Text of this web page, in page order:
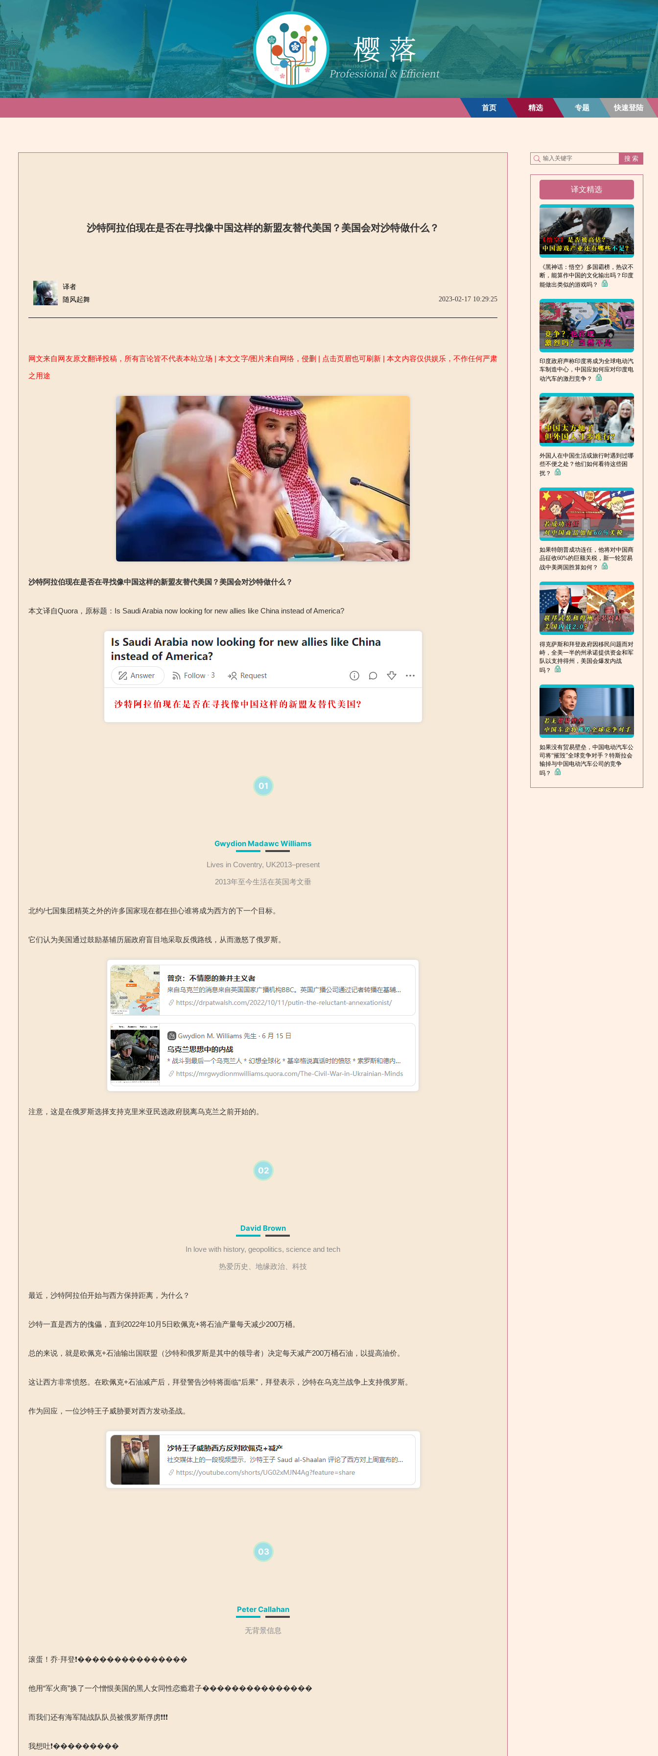
首页 精选 专题 快速登陆
沙特阿拉伯现在是否在寻找像中国这样的新盟友替代美国？美国会对沙特做什么？
译者
随风起舞
2023-02-17 10:29:25
网文来自网友原文翻译投稿，所有言论皆不代表本站立场 | 本文文字/图片来自网络，侵删 | 点击页眉也可刷新 | 本文内容仅供娱乐，不作任何严肃
之用途
沙特阿拉伯现在是否在寻找像中国这样的新盟友替代美国？美国会对沙特做什么？
本文译自Quora，原标题：Is Saudi Arabia now looking for new allies like China instead of America?
01
Gwydion Madawc Williams
Lives in Coventry, UK2013–present
2013年至今生活在英国考文垂
北约/七国集团精英之外的许多国家现在都在担心谁将成为西方的下一个目标。
它们认为美国通过鼓励基辅历届政府盲目地采取反俄路线，从而激怒了俄罗斯。
注意，这是在俄罗斯选择支持克里米亚民选政府脱离乌克兰之前开始的。
02
David Brown
In love with history, geopolitics, science and tech
热爱历史、地缘政治、科技
最近，沙特阿拉伯开始与西方保持距离，为什么？
沙特一直是西方的傀儡，直到2022年10月5日欧佩克+将石油产量每天减少200万桶。
总的来说，就是欧佩克+石油输出国联盟（沙特和俄罗斯是其中的领导者）决定每天减产200万桶石油，以提高油价。
这让西方非常愤怒。在欧佩克+石油减产后，拜登警告沙特将面临“后果”，拜登表示，沙特在乌克兰战争上支持俄罗斯。
作为回应，一位沙特王子威胁要对西方发动圣战。
03
Peter Callahan
无背景信息
滚蛋！乔·拜登❗️���������������
他用“军火商”换了一个憎恨美国的黑人女同性恋瘾君子���������������
而我们还有海军陆战队队员被俄罗斯俘虏❗️❗️❗️
我想吐❗️���������
译文精选
《黑神话：悟空》多国霸榜，热议不
断，能算作中国的文化输出吗？印度
能做出类似的游戏吗？
印度政府声称印度将成为全球电动汽
车制造中心，中国应如何应对印度电
动汽车的激烈竞争？
外国人在中国生活或旅行时遇到过哪
些不便之处？他们如何看待这些困
扰？
如果特朗普成功连任，他将对中国商
品征收60%的巨额关税，新一轮贸易
战中美两国胜算如何？
得克萨斯和拜登政府因移民问题而对
峙，全美一半的州承诺提供资金和军
队以支持得州，美国会爆发内战
吗？
如果没有贸易壁垒，中国电动汽车公
司将“摧毁”全球竞争对手？特斯拉会
输掉与中国电动汽车公司的竞争
吗？